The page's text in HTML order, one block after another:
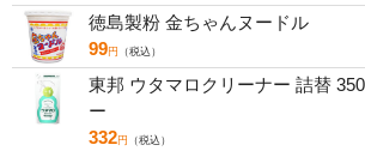
徳島製粉 金ちゃんヌードル
99円 （税込）
東邦 ウタマロクリーナー 詰替
ー
332円 （税込）